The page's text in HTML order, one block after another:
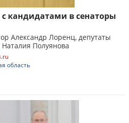
кандидатами в сенаторы
Александр Лоренц, депутаты
Полуянова
область